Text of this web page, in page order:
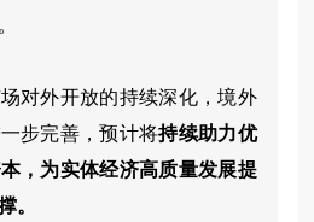
对外开放的持续深化，境外
步完善，预计将持续助力优
，为实体经济高质量发展提
。